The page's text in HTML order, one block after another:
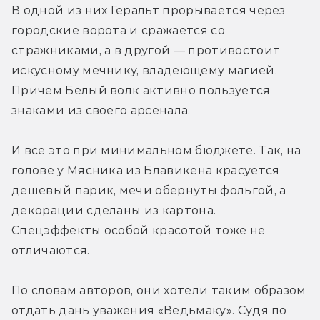
В одной из них Геральт прорывается через
городские ворота и сражается со
стражниками, а в другой — противостоит
искусному мечнику, владеющему магией.
Причем Белый волк активно пользуется
знаками из своего арсенала.
И все это при минимальном бюджете. Так, на
голове у Мясника из Блавикена красуется
дешевый парик, мечи обернуты фольгой, а
декорации сделаны из картона.
Спецэффекты особой красотой тоже не
отличаются.
По словам авторов, они хотели таким образом
отдать дань уважения «Ведьмаку». Судя по